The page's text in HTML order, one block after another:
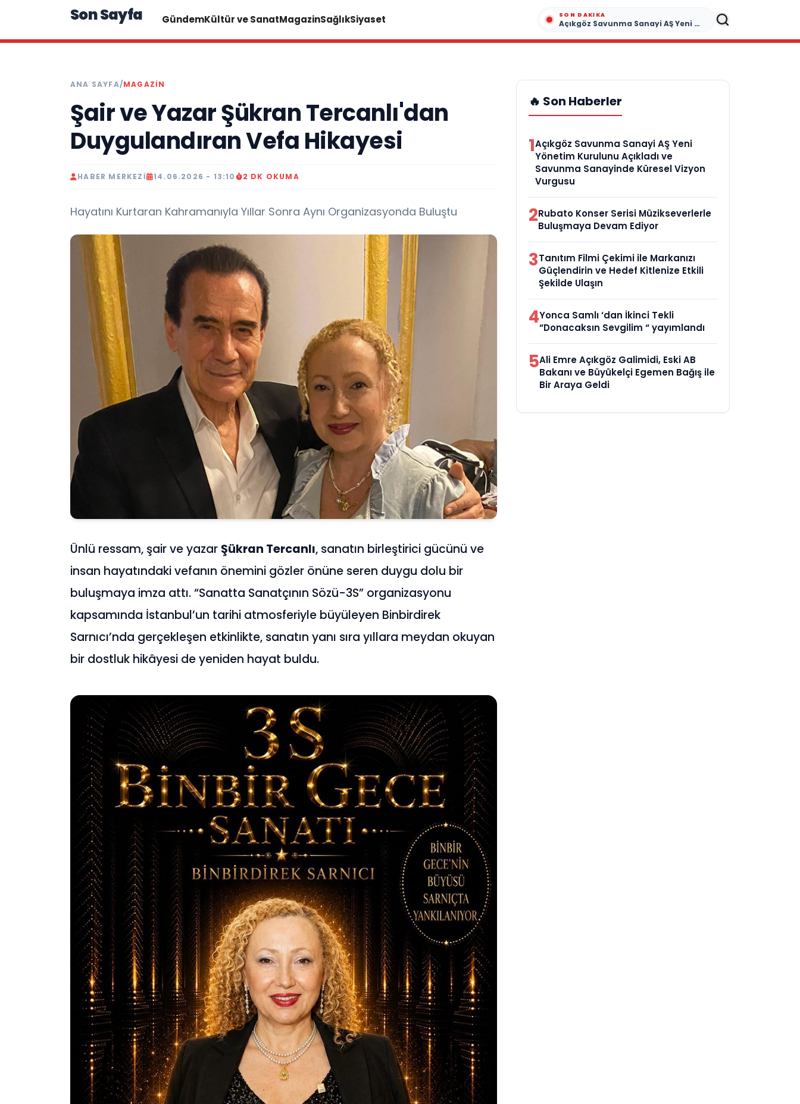
Son Sayfa GündemKültür ve SanatMagazinSağlıkSiyaset SON DAKIKA
Açıkgöz Savunma Sanayi AŞ Yeni Yönetim Kurulunu Açıkladı ve Savunma Sanayinde Küresel Vizyon Vurgusu
ANA SAYFA/MAGAZIN
Şair ve Yazar Şükran Tercanlı'dan
Duygulandıran Vefa Hikayesi
HABER MERKEZI 14.06.2026 - 13:10 2 DK OKUMA
Hayatını Kurtaran Kahramanıyla Yıllar Sonra Aynı Organizasyonda Buluştu
Ünlü ressam, şair ve yazarŞükran Tercanlı, sanatın birleştirici gücünü ve
insan hayatındaki vefanın önemini gözler önüne seren duygu dolu bir
buluşmaya imza attı. “Sanatta Sanatçının Sözü-3S” organizasyonu
kapsamında İstanbul’un tarihi atmosferiyle büyüleyen Binbirdirek
Sarnıcı’nda gerçekleşen etkinlikte, sanatın yanı sıra yıllara meydan okuyan
bir dostluk hikâyesi de yeniden hayat buldu.
🔥 Son Haberler
1Açıkgöz Savunma Sanayi AŞ Yeni
Yönetim Kurulunu Açıkladı ve
Savunma Sanayinde Küresel Vizyon
Vurgusu
2Rubato Konser Serisi Müzikseverlerle
Buluşmaya Devam Ediyor
3Tanıtım Filmi Çekimi ile Markanızı
Güçlendirin ve Hedef Kitlenize Etkili
Şekilde Ulaşın
4Yonca Samlı ‘dan İkinci Tekli
“Donacaksın Sevgilim “ yayımlandı
5Ali Emre Açıkgöz Galimidi, Eski AB
Bakanı ve Büyükelçi Egemen Bağış ile
Bir Araya Geldi